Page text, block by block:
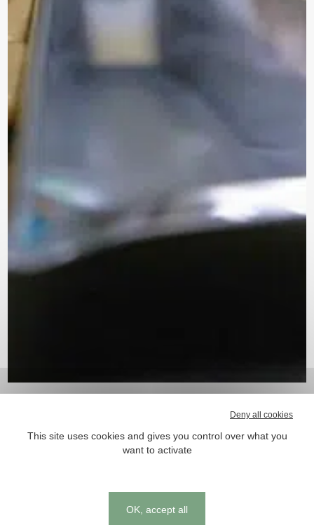
(création en 2009 / production d’ingrédients actifs
bâtiment destiné à accueillir un site de façonnage
de compléments alimentaires.Cookies management panel
This site uses cookies and gives you control over what you
want to activate
OK, accept all
Deny all cookies